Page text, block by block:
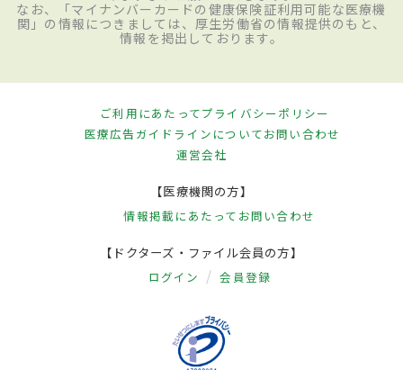
なお、「マイナンバーカードの健康保険証利用可能な医療機
関」の情報につきましては、厚生労働省の情報提供のもと、
情報を掲出しております。
ご利用にあたってプライバシーポリシー
医療広告ガイドラインについてお問い合わせ
運営会社
【医療機関の方】
情報掲載にあたって お問い合わせ
【ドクターズ・ファイル会員の方】
ログイン 会員登録